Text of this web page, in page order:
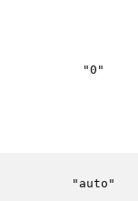
"0"
"auto"